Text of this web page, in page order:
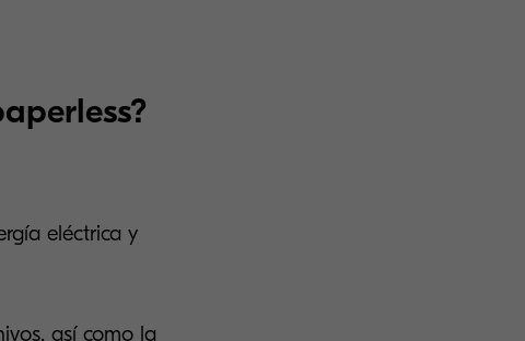
eléctrica y
así como la